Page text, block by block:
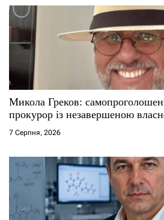
Микола Греков:
прокурор із незавершеною
7 Серпня, 2026